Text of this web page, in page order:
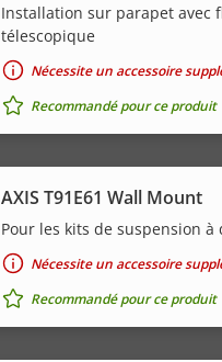
Installation sur parapet avec
télescopique
Nécessite un accessoire
Recommandé pour ce produit
AXIS T91E61 Wall Mount
Pour les kits de suspension à
Nécessite un accessoire
Recommandé pour ce produit